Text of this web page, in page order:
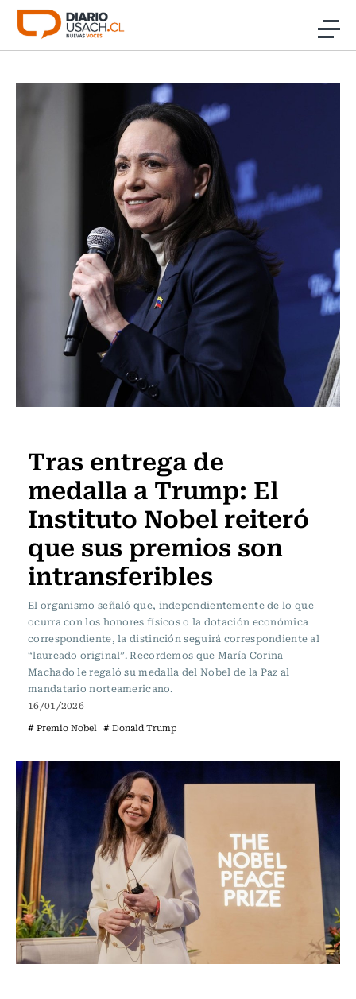
Click acá para ir directamente al contenido
Investigación
Programas Radio y TV Usach
Tras entrega de
medalla a Trump: El
Instituto Nobel reiteró
que sus premios son
intransferibles
El organismo señaló que, independientemente de lo que
ocurra con los honores físicos o la dotación económica
correspondiente, la distinción seguirá correspondiente al
“laureado original”. Recordemos que María Corina
Machado le regaló su medalla del Nobel de la Paz al
mandatario norteamericano.
16/01/2026
# Premio Nobel # Donald Trump